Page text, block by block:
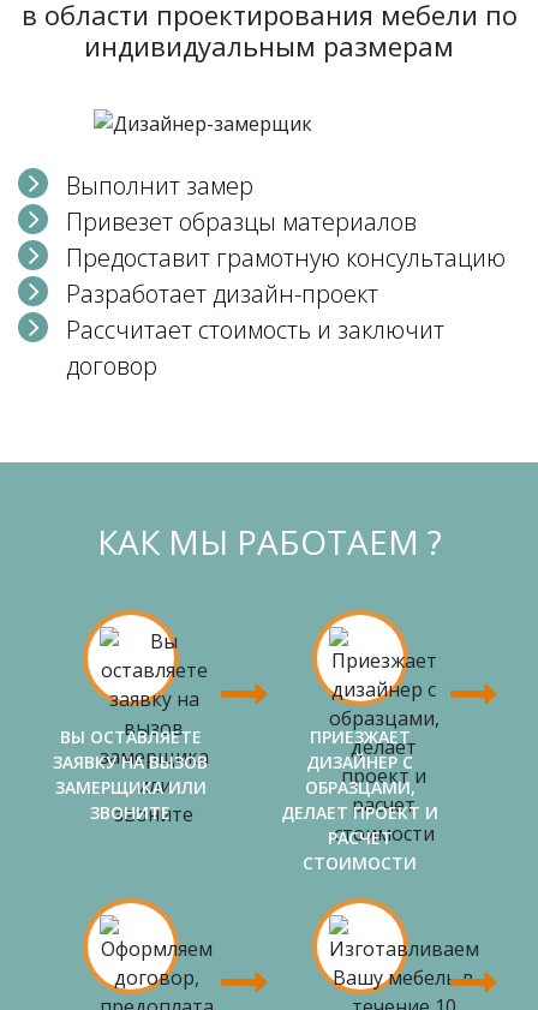
в области проектирования мебели по
индивидуальным размерам
Выполнит замер
Привезет образцы материалов
Предоставит грамотную консультацию
Разработает дизайн-проект
Рассчитает стоимость и заключит
договор
КАК МЫ РАБОТАЕМ ?
ВЫ ОСТАВЛЯЕТЕ
ЗАЯВКУ НА ВЫЗОВ
ЗАМЕРЩИКА ИЛИ
ЗВОНИТЕ
ПРИЕЗЖАЕТ
ДИЗАЙНЕР С
ОБРАЗЦАМИ,
ДЕЛАЕТ ПРОЕКТ И
РАСЧЕТ
СТОИМОСТИ